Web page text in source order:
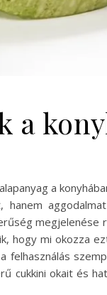
a
a
megjelenése
hogy mi okozza
felhasználás
cukkini okait és